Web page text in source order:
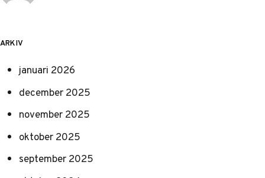
ARKIV
januari 2026
december 2025
november 2025
oktober 2025
september 2025